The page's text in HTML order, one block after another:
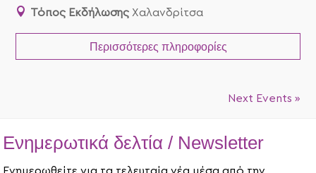
Τόπος Εκδήλωσης Χαλανδρίτσα
Περισσότερες πληροφορίες
Next Events »
Ενημερωτικά δελτία / Newsletter